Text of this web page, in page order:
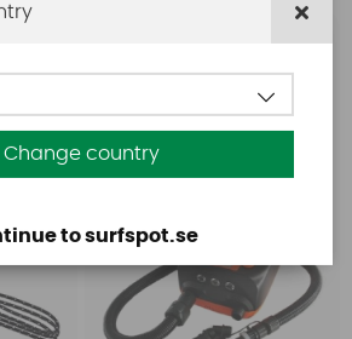
Change country
to surfspot.se